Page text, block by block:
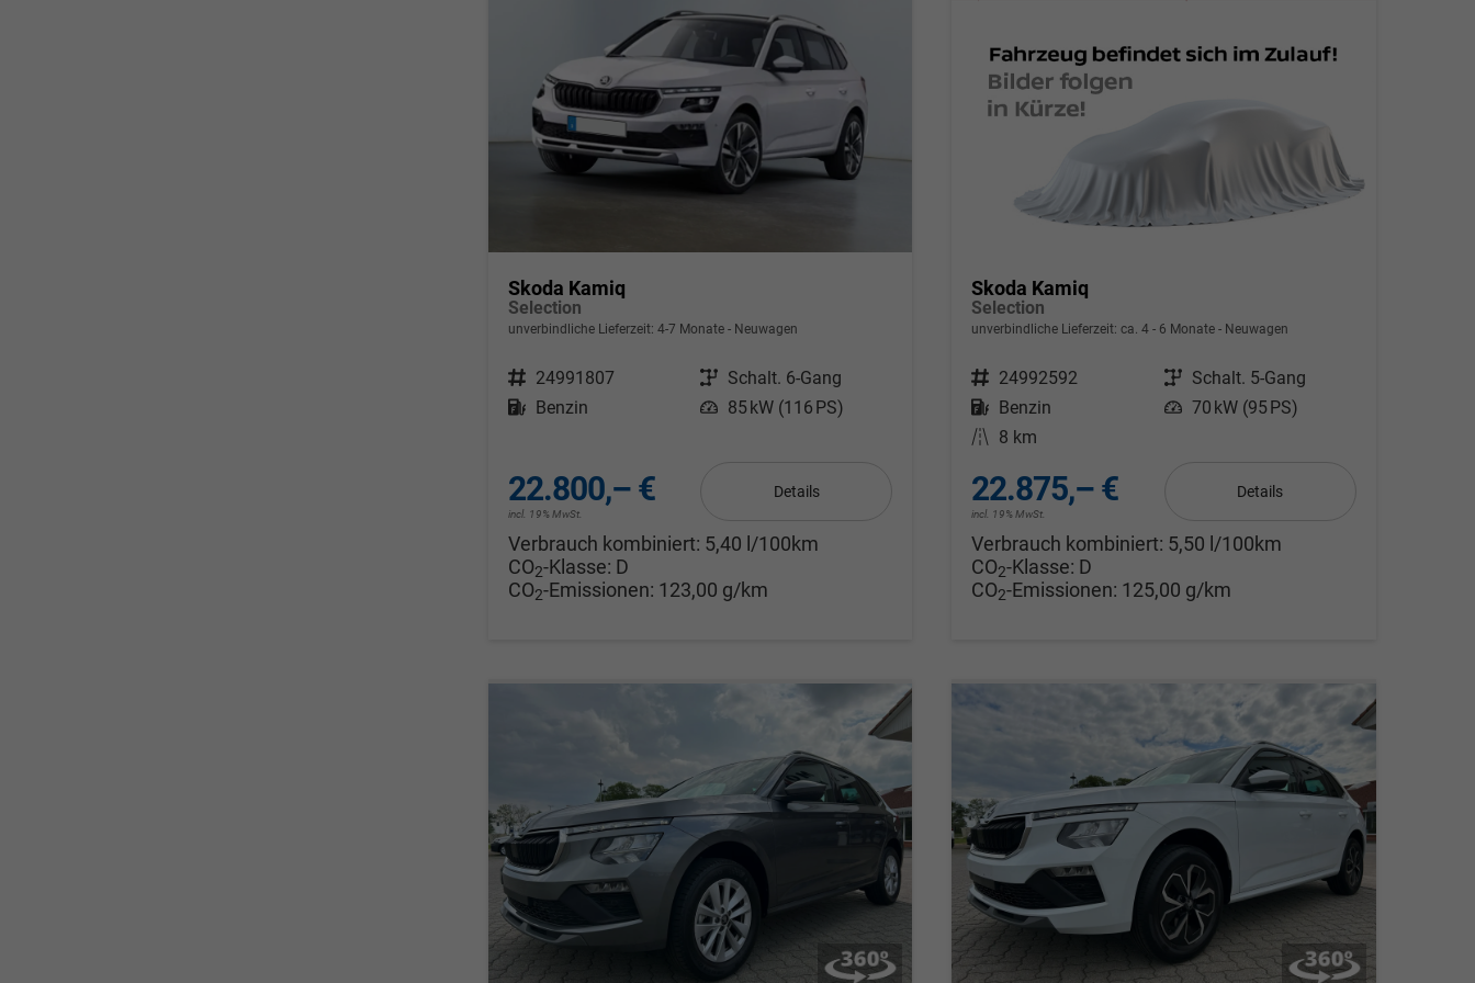
Skoda Kamiq
Selection
unverbindliche Lieferzeit: 4-7 Monate Neuwagen
Fahrzeugnr. 24991807 Getriebe Schalt. 6-Gang
Kraftstoff Benzin Leistung 85 kW (116 PS)
22.800,– €
incl. 19% MwSt.
Details
Verbrauch kombiniert: 5,40 l/100km
CO2-Klasse: D
CO2-Emissionen: 123,00 g/km
Skoda Kamiq
Selection
unverbindliche Lieferzeit: ca. 4 - 6 Monate Neuwagen
Fahrzeugnr. 24992592 Getriebe Schalt. 5-Gang
Kraftstoff Benzin Leistung 70 kW (95 PS)
Kilometerstand 8 km
22.875,– €
incl. 19% MwSt.
Details
Verbrauch kombiniert: 5,50 l/100km
CO2-Klasse: D
CO2-Emissionen: 125,00 g/km